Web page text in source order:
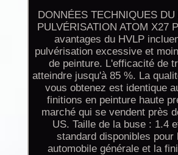
DONNÉES TECHNIQUES
PULVÉRISATION ATOM X27
avantages du HVLP
pulvérisation excessive et
de peinture. L'efficacité de
atteindre jusqu'à 85 %. La
vous obtenez est identique
finitions en peinture haute
marché qui se vendent près
US. Taille de la buse : 1.4
standard disponibles pour
automobile générale et la